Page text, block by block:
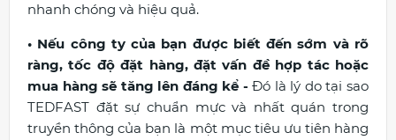
nhanh chóng và hiệu quả.
• Nếu công ty của bạn được biết đến sớm và rõ
ràng, tốc độ đặt hàng, đặt vấn đề hợp tác hoặc
mua hàng sẽ tăng lên đáng kể -Đó là lý do tại sao
TEDFAST đặt sự chuẩn mực và nhất quán trong
truyền thông của bạn là một mục tiêu ưu tiên hàng